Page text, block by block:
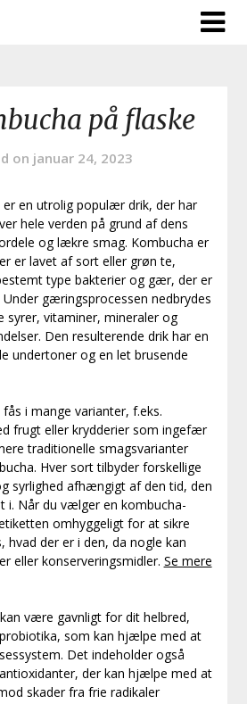
på flaske
on januar 24, 2023
er en utrolig populær drik, der har
hele verden på grund af dens
og lækre smag. Kombucha er
er lavet af sort eller grøn te,
type bakterier og gær, der er
Under gæringsprocessen nedbrydes
syrer, vitaminer, mineraler og
Den resulterende drik har en
undertoner og en let brusende
i mange varianter, f.eks.
frugt eller krydderier som ingefær
traditionelle smagsvarianter
Hver sort tilbyder forskellige
syrlighed afhængigt af den tid, den
i. Når du vælger en kombucha-
omhyggeligt for at sikre
hvad der er i den, da nogle kan
eller konserveringsmidler. Se mere
være gavnligt for dit helbred,
som kan hjælpe med at
Det indeholder også
der kan hjælpe med at
skader fra frie radikaler